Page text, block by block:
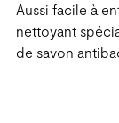
Aussi facile à
nettoyant
de savon